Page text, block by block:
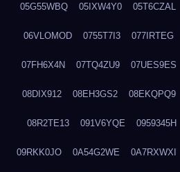
05G55WBQ 05IXW4Y0 05T6CZAL
06VLOMOD 0755T7I3 077IRTEG
07FH6X4N 07TQ4ZU9 07UES9ES
08DIX912 08EH3GS2 08EKQPQ9
08R2TE13 091V6YQE 0959345H
09RKK0JO 0A54G2WE 0A7RXWXI